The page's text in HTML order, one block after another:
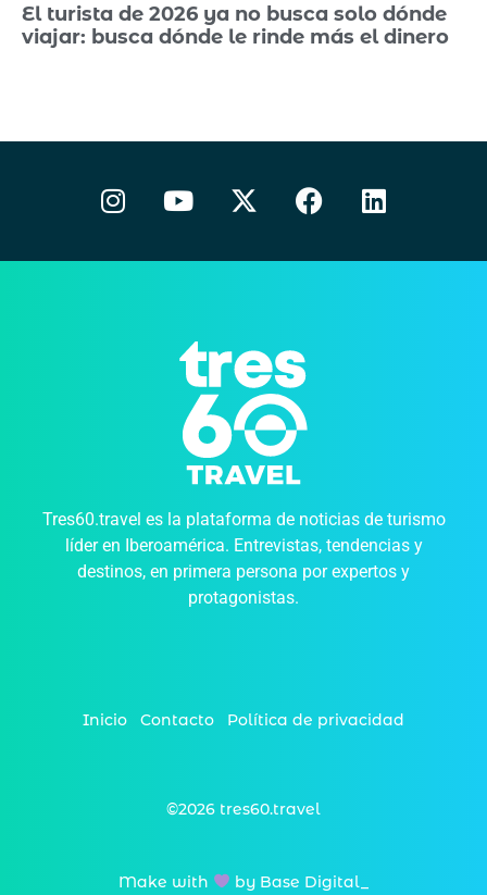
El turista de 2026 ya no busca solo dónde
viajar: busca dónde le rinde más el dinero
Tres60.travel es la plataforma de noticias de turismo
líder en Iberoamérica. Entrevistas, tendencias y
destinos, en primera persona por expertos y
protagonistas.
Inicio Contacto Política de privacidad
©2026 tres60.travel
Make with by Base Digital_